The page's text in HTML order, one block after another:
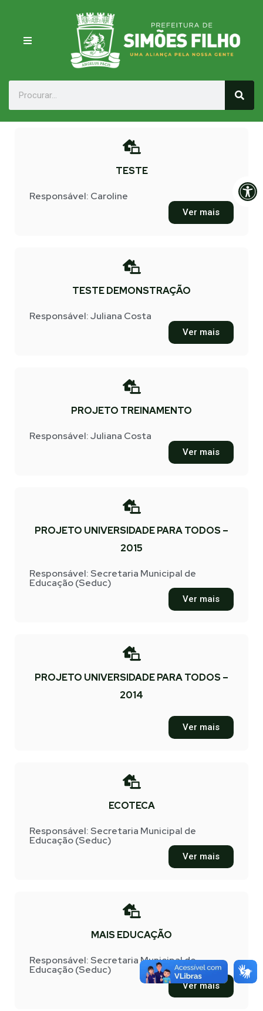
TESTE
Responsável: Caroline
Ver mais
TESTE DEMONSTRAÇÃO
Responsável: Juliana Costa
Ver mais
PROJETO TREINAMENTO
Responsável: Juliana Costa
Ver mais
PROJETO UNIVERSIDADE PARA TODOS –
2015
Responsável: Secretaria Municipal de
Educação (Seduc)
Ver mais
PROJETO UNIVERSIDADE PARA TODOS –
2014
Ver mais
ECOTECA
Responsável: Secretaria Municipal de
Educação (Seduc)
Ver mais
MAIS EDUCAÇÃO
Responsável: Secretaria Municipal de
Educação (Seduc)
Ver mais